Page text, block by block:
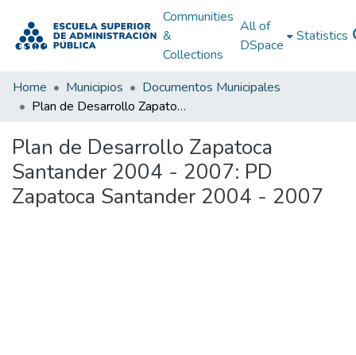
Communities
&
Collections
All of
DSpace
Statistics
Home Municipios
Documentos Municipales
Plan de Desarrollo Zapatoca Santander 2004 - 2007: PD Zapatoca Santander 2004 - 2007
Plan de Desarrollo Zapatoca
Santander 2004 - 2007: PD
Zapatoca Santander 2004 - 2007